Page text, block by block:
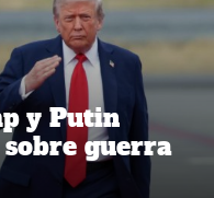
y Putin
guerra